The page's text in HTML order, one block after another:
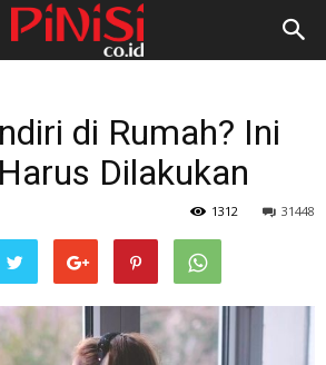
di Rumah? Ini
Dilakukan
31448
1312